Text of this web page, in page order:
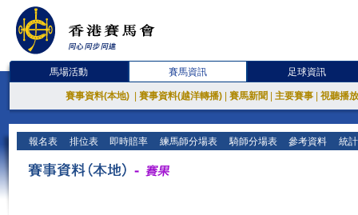
馬場活動 賽馬資訊 足球資訊
賽事資料(本地) 賽事資料(越洋轉播) 賽馬新聞 主要賽事 視聽播
報名表 排位表 即時賠率 練馬師分場表 騎師分場表 參考資料 統